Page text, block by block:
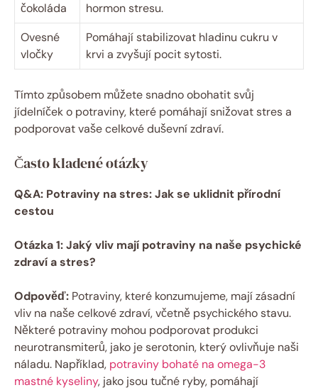
čokoláda
hormon stresu.
Ovesné
vločky
Pomáhají stabilizovat hladinu cukru v
krvi a zvyšují pocit sytosti.
Tímto způsobem můžete snadno obohatit svůj
jídelníček o potraviny, které pomáhají snižovat stres a
podporovat vaše celkové duševní zdraví.
Často kladené otázky
Q&A: Potraviny na stres: Jak se uklidnit přírodní
cestou
Otázka 1: Jaký vliv mají potraviny na naše psychické
zdraví a stres?
Odpověď: Potraviny, které konzumujeme, mají zásadní
vliv na naše celkové zdraví, včetně psychického stavu.
Některé potraviny mohou podporovat produkci
neurotransmiterů, jako je serotonin, který ovlivňuje naši
náladu. Například, potraviny bohaté na omega-3
mastné kyseliny, jako jsou tučné ryby, pomáhají